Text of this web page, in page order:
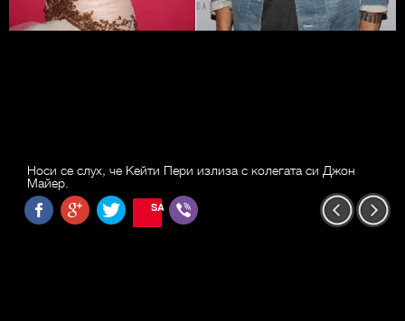
Носи се слух, че Кейти Пери излиза с колегата си Джон
Майер.
SAVE